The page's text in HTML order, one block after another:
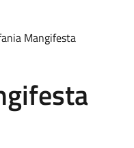
Mangifesta